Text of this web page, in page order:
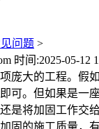
问题 >
时间:2025-05-12
庞大的工程。假
可。但如果是一
是将加固工作交
固的施工质量，